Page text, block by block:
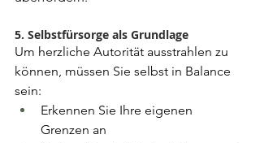
5. Selbstfürsorge als Grundlage
Um herzliche Autorität ausstrahlen zu
können, müssen Sie selbst in Balance
sein:
Erkennen Sie Ihre eigenen
Grenzen an